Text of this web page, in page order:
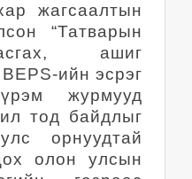
жагсаалтын
“Татварын
ашиг
ийн эсрэг
журмууд
тод байдлыг
орнуудтай
олон улсын